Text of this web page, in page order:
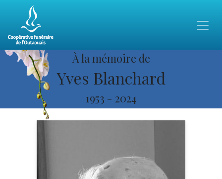
À la mémoire de
Yves Blanchard
1953 - 2024